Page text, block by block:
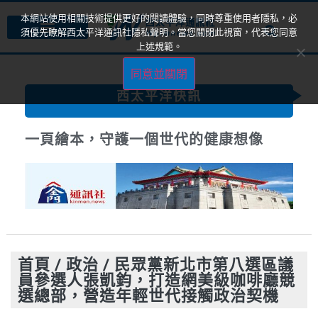
西太平洋快訊
一頁繪本，守護一個世代的健康想像
首頁 / 政治 / 民眾黨新北市第八選區議
員參選人張凱鈞，打造網美級咖啡廳競
選總部，營造年輕世代接觸政治契機
本網站使用相關技術提供更好的閱讀體驗，同時尊重使用者隱私，必
須優先瞭解西太平洋通訊社隱私聲明。當您關閉此視窗，代表您同意
上述規範。
同意並關閉